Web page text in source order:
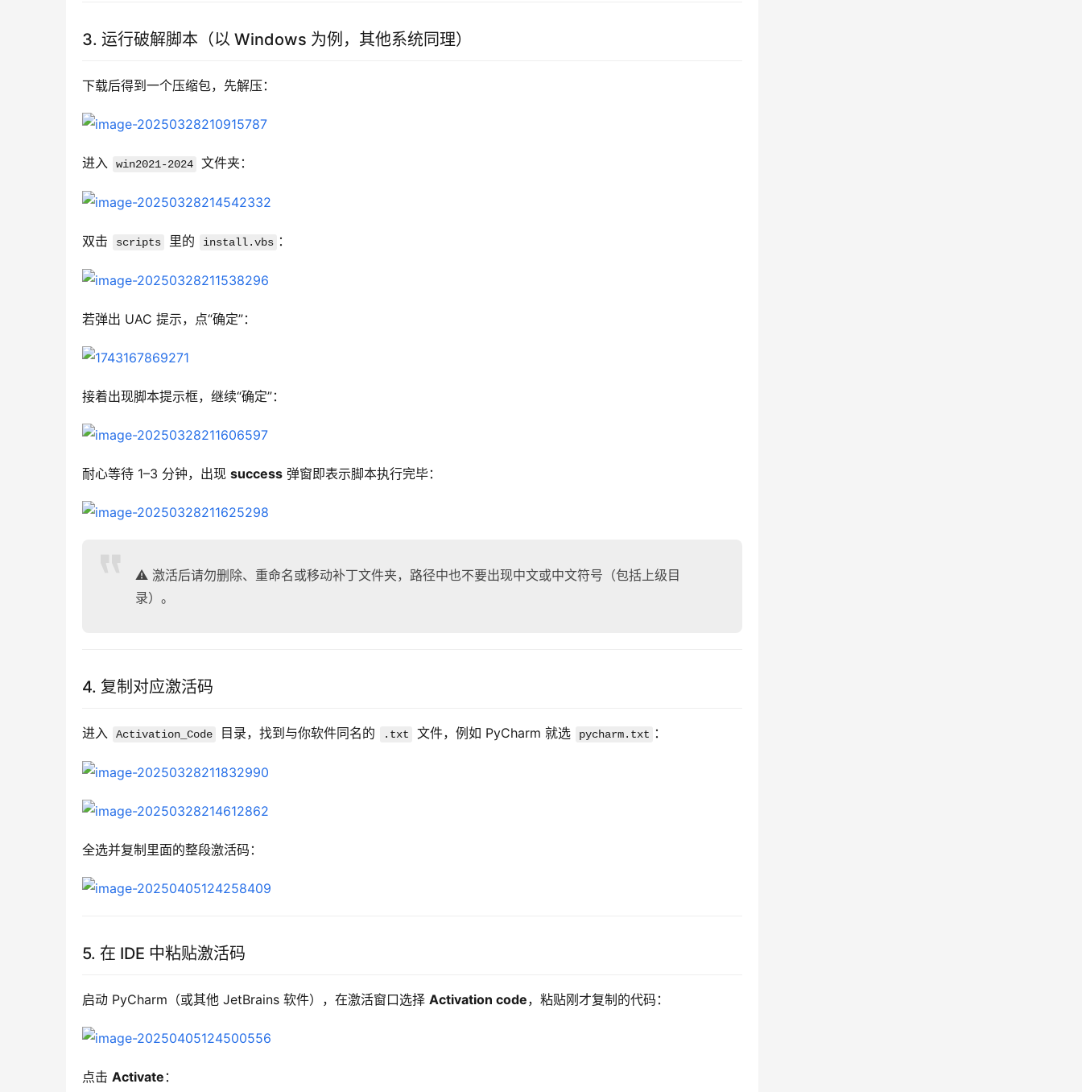
3. 运行破解脚本（以 Windows 为例，其他系统同理）
下载后得到一个压缩包，先解压：
进入 win2021-2024 文件夹：
双击 scripts 里的 install.vbs ：
若弹出 UAC 提示，点“确定”：
接着出现脚本提示框，继续“确定”：
耐心等待 1–3 分钟，出现 success 弹窗即表示脚本执行完毕：
⚠️ 激活后请勿删除、重命名或移动补丁文件夹，路径中也不要出现中文或中文符号（包括上级目
录）。
4. 复制对应激活码
进入 Activation_Code 目录，找到与你软件同名的 .txt 文件，例如 PyCharm 就选 pycharm.txt ：
全选并复制里面的整段激活码：
5. 在 IDE 中粘贴激活码
启动 PyCharm（或其他 JetBrains 软件），在激活窗口选择 Activation code，粘贴刚才复制的代码：
点击 Activate ：